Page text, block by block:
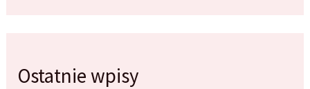
Ostatnie wpisy